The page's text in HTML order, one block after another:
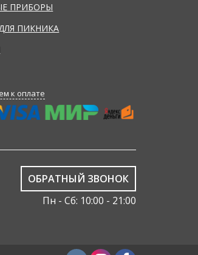
ПРИБОРЫ
ПИКНИКА
к оплате
ОБРАТНЫЙ ЗВОНОК
Пн - Сб: 10:00 - 21:00